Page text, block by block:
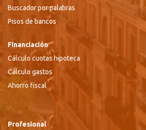
Buscador por palabras
Pisos de bancos
Financiación
Cálculo cuotas hipoteca
Cálculo gastos
Ahorro fiscal
Profesional